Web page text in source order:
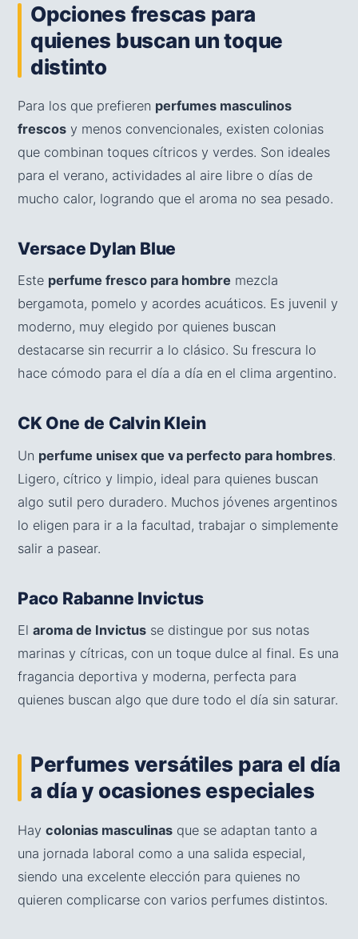
Opciones frescas para
quienes buscan un toque
distinto
Para los que prefieren perfumes masculinos
frescos y menos convencionales, existen colonias
que combinan toques cítricos y verdes. Son ideales
para el verano, actividades al aire libre o días de
mucho calor, logrando que el aroma no sea pesado.
Versace Dylan Blue
Este perfume fresco para hombre mezcla
bergamota, pomelo y acordes acuáticos. Es juvenil y
moderno, muy elegido por quienes buscan
destacarse sin recurrir a lo clásico. Su frescura lo
hace cómodo para el día a día en el clima argentino.
CK One de Calvin Klein
Un perfume unisex que va perfecto para hombres.
Ligero, cítrico y limpio, ideal para quienes buscan
algo sutil pero duradero. Muchos jóvenes argentinos
lo eligen para ir a la facultad, trabajar o simplemente
salir a pasear.
Paco Rabanne Invictus
El aroma de Invictus se distingue por sus notas
marinas y cítricas, con un toque dulce al final. Es una
fragancia deportiva y moderna, perfecta para
quienes buscan algo que dure todo el día sin saturar.
Perfumes versátiles para el día
a día y ocasiones especiales
Hay colonias masculinas que se adaptan tanto a
una jornada laboral como a una salida especial,
siendo una excelente elección para quienes no
quieren complicarse con varios perfumes distintos.